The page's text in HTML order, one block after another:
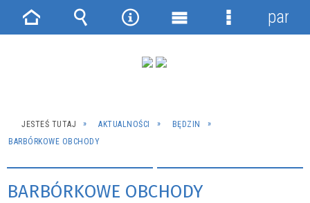
JESTEŚ TUTAJ AKTUALNOŚCI
BĘDZIN
BARBÓRKOWE OBCHODY
BARBÓRKOWE OBCHODY
Strona Wyszukiwarka
NarzędziaMenu
Menu
panel